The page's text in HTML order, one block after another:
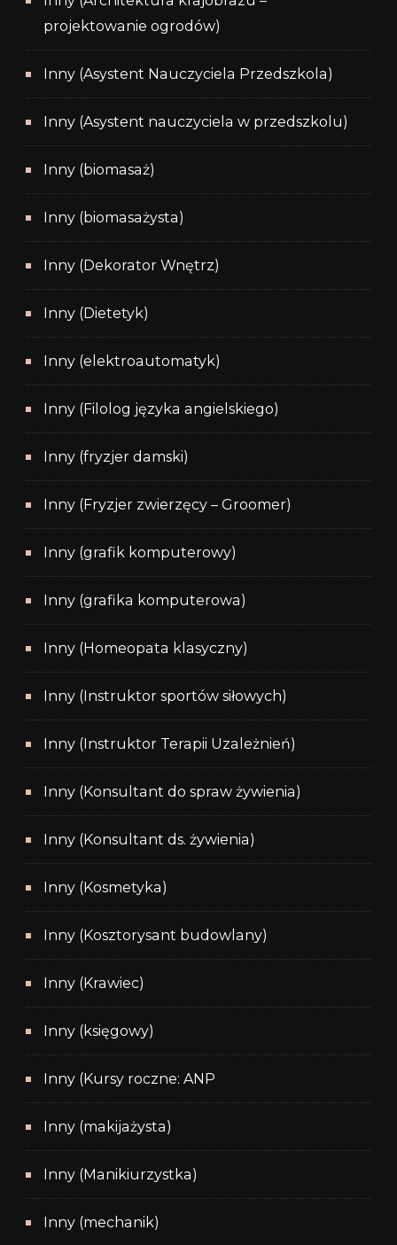
projektowanie ogrodów)
Inny (Asystent Nauczyciela Przedszkola)
Inny (Asystent nauczyciela w przedszkolu)
Inny (biomasaż)
Inny (biomasażysta)
Inny (Dekorator Wnętrz)
Inny (Dietetyk)
Inny (elektroautomatyk)
Inny (Filolog języka angielskiego)
Inny (fryzjer damski)
Inny (Fryzjer zwierzęcy – Groomer)
Inny (grafik komputerowy)
Inny (grafika komputerowa)
Inny (Homeopata klasyczny)
Inny (Instruktor sportów siłowych)
Inny (Instruktor Terapii Uzależnień)
Inny (Konsultant do spraw żywienia)
Inny (Konsultant ds. żywienia)
Inny (Kosmetyka)
Inny (Kosztorysant budowlany)
Inny (Krawiec)
Inny (księgowy)
Inny (Kursy roczne: ANP
Inny (makijażysta)
Inny (Manikiurzystka)
Inny (mechanik)